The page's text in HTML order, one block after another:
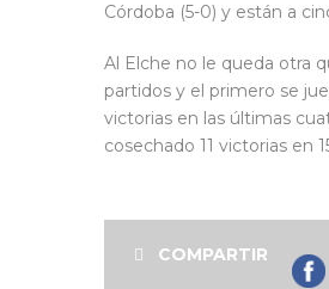
Córdoba (5-0) y están a
Al Elche no le queda otra
partidos y el primero se
victorias en las últimas
cosechado 11 victorias en
COMPARTIR